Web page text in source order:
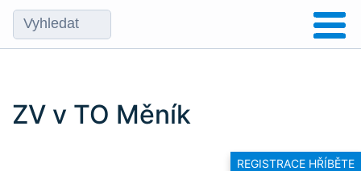
REGISTRACE HŘÍBĚTE
ZV v TO Měník